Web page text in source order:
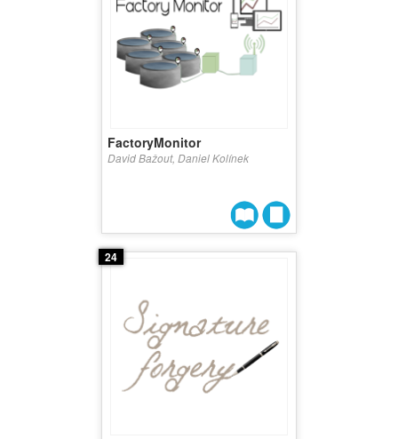
FactoryMonitor
David Bažout, Daniel Kolínek
24